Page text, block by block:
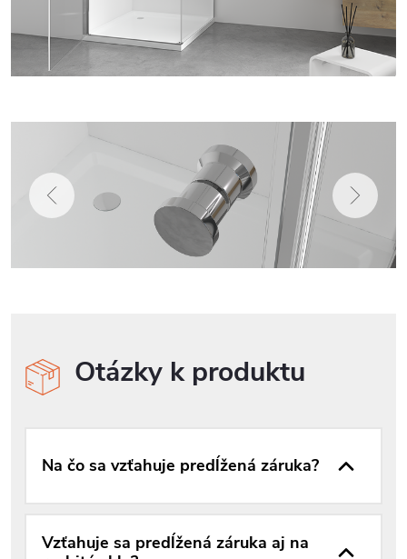
Otázky k produktu
Na čo sa vzťahuje predĺžená záruka?
Vzťahuje sa predĺžená záruka aj na